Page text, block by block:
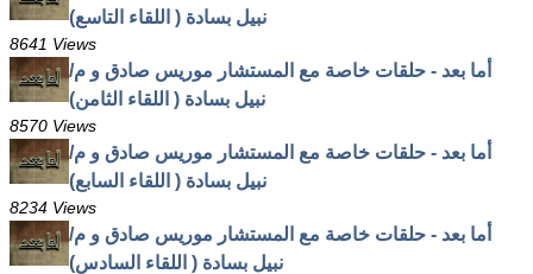
نبيل بسادة ( اللقاء التاسع)
8641 Views
أما بعد - حلقات خاصة مع المستشار موريس صادق و م/
نبيل بسادة ( اللقاء الثامن)
8570 Views
أما بعد - حلقات خاصة مع المستشار موريس صادق و م/
نبيل بسادة ( اللقاء السابع)
8234 Views
أما بعد - حلقات خاصة مع المستشار موريس صادق و م/
نبيل بسادة ( اللقاء السادس)